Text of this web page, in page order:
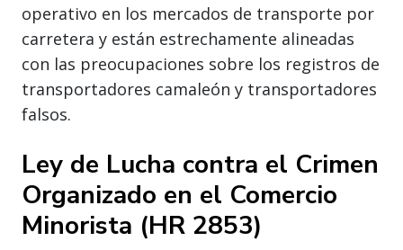
operativo en los mercados de transporte por
carretera y están estrechamente alineadas
con las preocupaciones sobre los registros de
transportadores camaleón y transportadores
falsos.
Ley de Lucha contra el Crimen
Organizado en el Comercio
Minorista (HR 2853)